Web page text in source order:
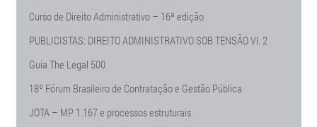
Curso de Direito Administrativo – 16ª edição
PUBLICISTAS: DIREITO ADMINISTRATIVO SOB TENSÃO Vl. 2
Guia The Legal 500
18º Fórum Brasileiro de Contratação e Gestão Pública
JOTA – MP 1.167 e processos estruturais